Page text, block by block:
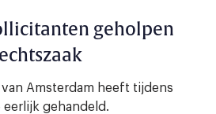
geholpen
Amsterdam heeft tijdens
gehandeld.